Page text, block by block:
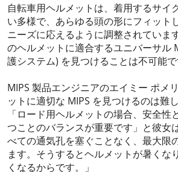
自転車用ヘルメットは、着用するサイ
い多様で、あらゆる頭の形にフィット
ニーズに応えるように調整されていま
のヘルメットに適合するユニバーサル
護システム) を見つけることは不可能で
MIPS 製品エンジニアのエイミー ポメ
ットに適切な MIPS を見つけるのは難
「ロード用ヘルメットの場合、安全性
つことのバランスが重要です」と彼女
べての通気孔を塞ぐことなく、最大限
ます。そうするとヘルメットが暑くな
くなるからです。」